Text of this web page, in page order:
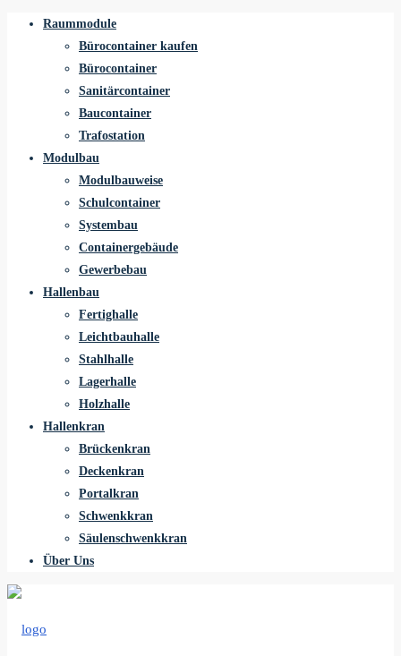
Raummodule
Bürocontainer kaufen
Bürocontainer
Sanitärcontainer
Baucontainer
Trafostation
Modulbau
Modulbauweise
Schulcontainer
Systembau
Containergebäude
Gewerbebau
Hallenbau
Fertighalle
Leichtbauhalle
Stahlhalle
Lagerhalle
Holzhalle
Hallenkran
Brückenkran
Deckenkran
Portalkran
Schwenkkran
Säulenschwenkkran
Über Uns